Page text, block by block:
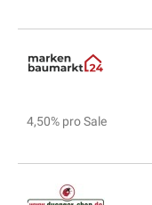
4,50% pro Sale